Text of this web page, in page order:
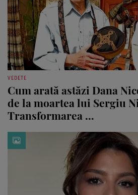
VEDETE
Cum arată astăzi Dana
de la moartea lui Sergiu
Transformarea ...